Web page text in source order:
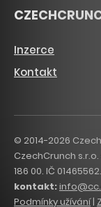
Inzerce
Kontakt
© 2014-2026
CzechCrunch
186 00. IČ 01465562.
kontakt:
Podmínky užívání|